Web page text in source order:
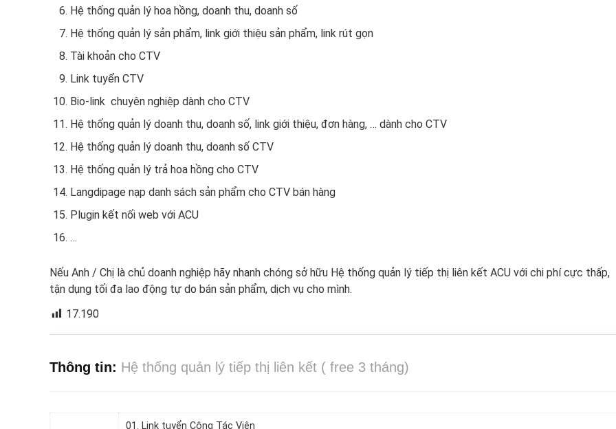
Hệ thống quản lý hoa hồng, doanh thu, doanh số
Hệ thống quản lý sản phẩm, link giới thiệu sản phẩm, link rút gọn
Tài khoản cho CTV
Link tuyển CTV
Bio-link chuyên nghiệp dành cho CTV
Hệ thống quản lý doanh thu, doanh số, link giới thiệu, đơn hàng, … dành cho CTV
Hệ thống quản lý doanh thu, doanh số CTV
Hệ thống quản lý trả hoa hồng cho CTV
Langdipage nạp danh sách sản phẩm cho CTV bán hàng
Plugin kết nối web với ACU
…
Nếu Anh / Chị là chủ doanh nghiệp hãy nhanh chóng sở hữu Hệ thống quản lý tiếp thị liên kết ACU với chi phí cực thấp,
tận dụng tối đa lao động tự do bán sản phẩm, dịch vụ cho mình.
17.190
Thông tin: Hệ thống quản lý tiếp thị liên kết ( free 3 tháng)
01. Link tuyển Cộng Tác Viên